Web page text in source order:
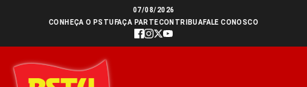
conteúdo
07/08/2026
CONHEÇA O PSTU FAÇA PARTECONTRIBUAFALE CONOSCO